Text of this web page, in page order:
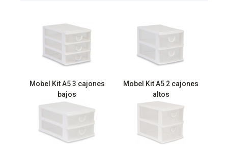
Mobel Kit A5 3 cajones
bajos
Mobel Kit A5 2 cajones
altos